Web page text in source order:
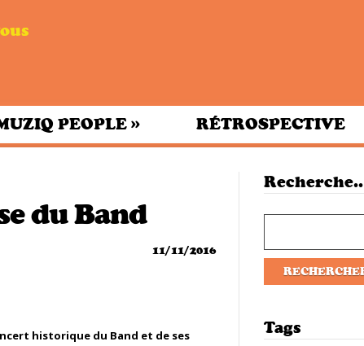
PEOPLE » RÉTROSPECTIVE
du Band
11/11/2016
historique du Band et de ses
Recherche..
Tags